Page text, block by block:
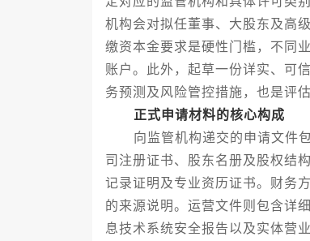
机构会对拟任董事、大股东及高
缴资本金要求是硬性门槛，不同
账户。此外，起草一份详实、可
务预测及风险管控措施，也是评估
正式申请材料的核心构成
向监管机构递交的申请文件包
司注册证书、股东名册及股权结
记录证明及专业资历证书。财务
的来源说明。运营文件则包含详
息技术系统安全报告以及实体营